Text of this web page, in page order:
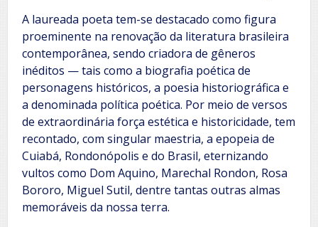
A laureada poeta tem-se destacado como figura
proeminente na renovação da literatura brasileira
contemporânea, sendo criadora de gêneros
inéditos — tais como a biografia poética de
personagens históricos, a poesia historiográfica e
a denominada política poética. Por meio de versos
de extraordinária força estética e historicidade, tem
recontado, com singular maestria, a epopeia de
Cuiabá, Rondonópolis e do Brasil, eternizando
vultos como Dom Aquino, Marechal Rondon, Rosa
Bororo, Miguel Sutil, dentre tantas outras almas
memoráveis da nossa terra.